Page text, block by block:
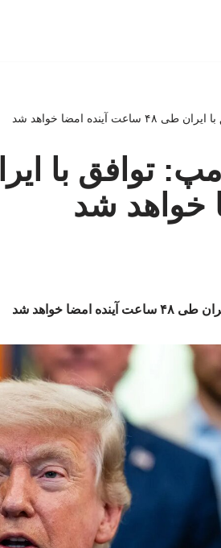
آینده امضا خواهد شد
خواهد شد
امضا خواهد شد